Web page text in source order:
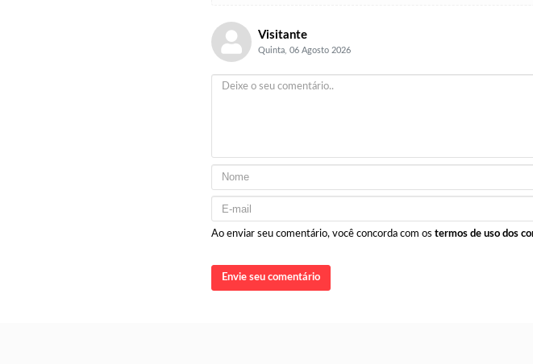
Visitante
Quinta, 06 Agosto 2026
Ao enviar seu comentário, você concorda com os termos de uso dos
Envie seu comentário